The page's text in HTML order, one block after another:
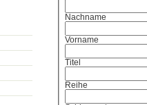
Nachname
Vorname
Titel
Reihe